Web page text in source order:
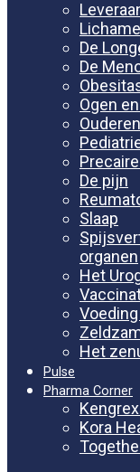
De
De
Ogen
Ouderen
De pijn
Slaap
organen
Het
Het
Pulse
Pharma Corner
Kora